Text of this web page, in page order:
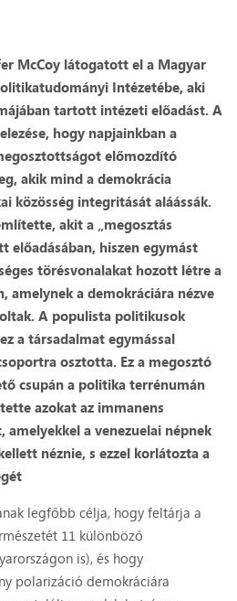
McCoy látogatott el a Magyar
Intézetébe, aki
tartott intézeti előadást. A
hogy napjainkban a
előmozdító
akik mind a demokrácia
közösség integritását aláássák.
akit a „megosztás
előadásában, hiszen egymást
törésvonalakat hozott létre a
amelynek a demokráciára nézve
A populista politikusok
a társadalmat egymással
osztotta. Ez a megosztó
csupán a politika terrénumán
azokat az immanens
a venezuelai népnek
néznie, s ezzel korlátozta a
legfőbb célja, hogy feltárja a
11 különböző
is), és hogy
polarizáció demokráciára